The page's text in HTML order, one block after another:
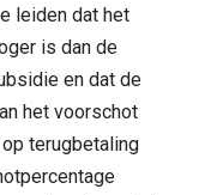
leiden dat het
is dan de
en dat de
het voorschot
terugbetaling